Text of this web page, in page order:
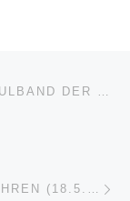
ORTSRAT UNTERSTÜTZT DIE SCHULBAND DER REALSCHULE (16.5.24)
KREISPOKALSIEG NACH FAST 40 JAHREN (18.5.2024)